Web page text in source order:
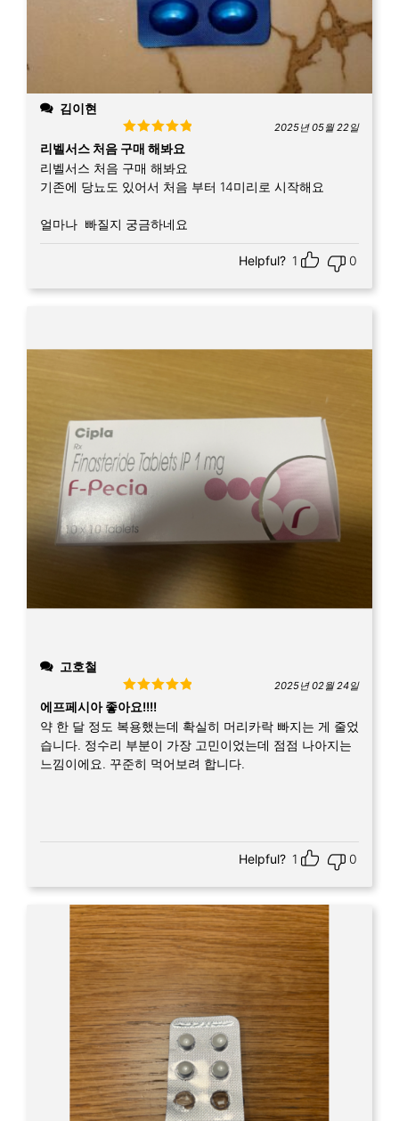
김이현
Rated5out
of 5
2025년 05월 22일
리벨서스 처음 구매 해봐요
리벨서스 처음 구매 해봐요
기존에 당뇨도 있어서 처음 부터 14미리로 시작해요
얼마나 빠질지 궁금하네요
Helpful? 1 0
고호철
Rated
of 5
2025년 02월 24일
에프페시아 좋아요!!!!
약 한 달 정도 복용했는데 확실히 머리카락 빠지는 게 줄었
습니다. 정수리 부분이 가장 고민이었는데 점점 나아지는
느낌이에요. 꾸준히 먹어보려 합니다.
Helpful? 1 0